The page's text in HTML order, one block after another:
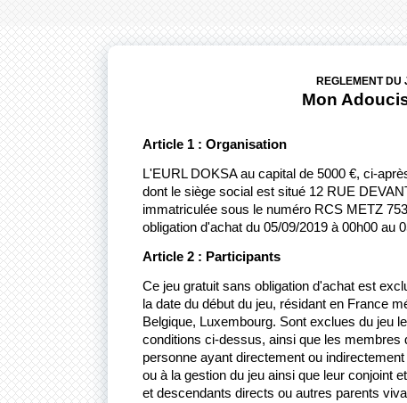
REGLEMENT DU
Mon
Article 1 : Organisation
L'EURL DOKSA au capital de 5000 €, ci-
dont le siège social est situé 12 RUE
immatriculée sous le numéro RCS METZ
obligation d'achat du 05/09/2019 à 00h00 au
Article 2 : Participants
Ce jeu gratuit sans obligation d'achat est
la date du début du jeu, résidant en France
Belgique, Luxembourg. Sont exclues du jeu
conditions ci-dessus, ainsi que les membres
personne ayant directement ou
ou à la gestion du jeu ainsi que leur conjoint
et descendants directs ou autres parents